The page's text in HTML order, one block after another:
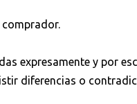
expresamente y por
diferencias o